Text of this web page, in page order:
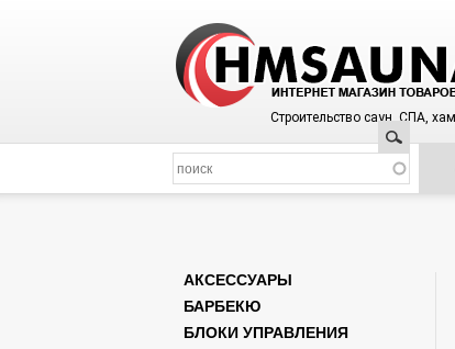
Строительство саун, СПА,
Поиск
АКСЕССУАРЫ
БАРБЕКЮ
БЛОКИ УПРАВЛЕНИЯ